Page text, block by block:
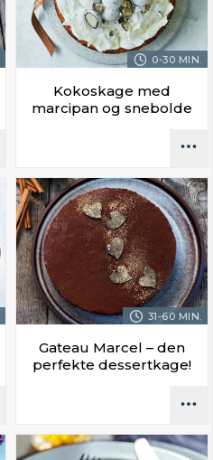
0-30 MIN.
Kokoskage med
marcipan og snebolde
31-60 MIN.
Gateau Marcel – den
perfekte dessertkage!